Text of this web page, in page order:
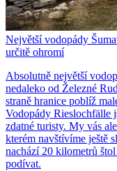
Největší vodopády
určitě ohromí
Absolutně největší
nedaleko od Železné
straně hranice poblíž
Vodopády Rieslochfälle
zdatné turisty. My vás
kterém navštívíme ještě
nachází 20 kilometrů
podívat.